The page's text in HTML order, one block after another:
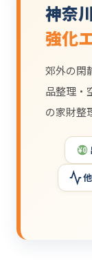
神奈
強化
郊外の閑
品整理・
の家財整
¥0